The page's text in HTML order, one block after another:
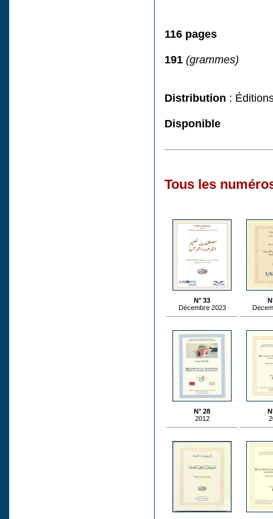
116 pages
191 (grammes)
Distribution :
Disponible
Tous les
N° 33
Décembre 2023
N° 28
2012